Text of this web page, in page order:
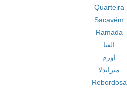
Quarteira
Sacavém
Ramada
الفنا
اورم
میراندلا
Rebordosa